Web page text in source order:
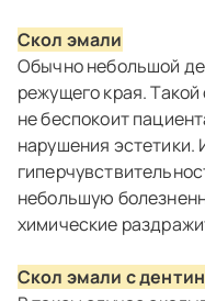
Скол эмали
Обычно небольшой
режущего края.
не беспокоит
нарушения эстетики.
небольшую
химические
Скол эмали с